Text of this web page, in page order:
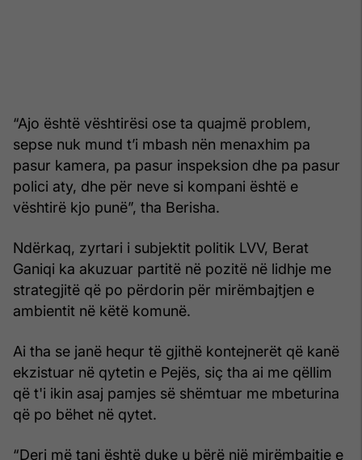
“Ajo është vështirësi ose ta quajmë problem,
sepse nuk mund t’i mbash nën menaxhim pa
pasur kamera, pa pasur inspeksion dhe pa pasur
polici aty, dhe për neve si kompani është e
vështirë kjo punë”, tha Berisha.
Ndërkaq, zyrtari i subjektit politik LVV, Berat
Ganiqi ka akuzuar partitë në pozitë në lidhje me
strategjitë që po përdorin për mirëmbajtjen e
ambientit në këtë komunë.
Ai tha se janë hequr të gjithë kontejnerët që kanë
ekzistuar në qytetin e Pejës, siç tha ai me qëllim
që t'i ikin asaj pamjes së shëmtuar me mbeturina
që po bëhet në qytet.
“Deri më tani është duke u bërë një mirëmbajtje e